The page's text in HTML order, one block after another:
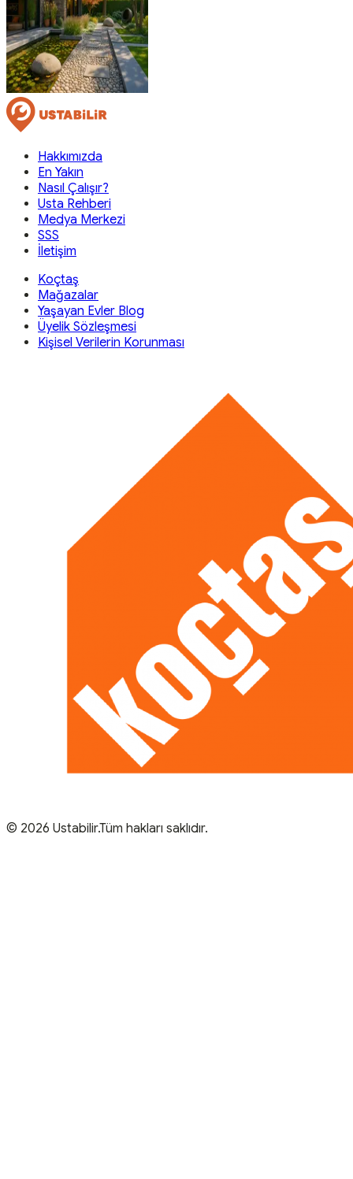
Hakkımızda
En Yakın
Nasıl Çalışır?
Usta Rehberi
Medya Merkezi
SSS
İletişim
Koçtaş
Mağazalar
Yaşayan Evler Blog
Üyelik Sözleşmesi
Kişisel Verilerin Korunması
© 2026 Ustabilir.Tüm hakları saklıdır.